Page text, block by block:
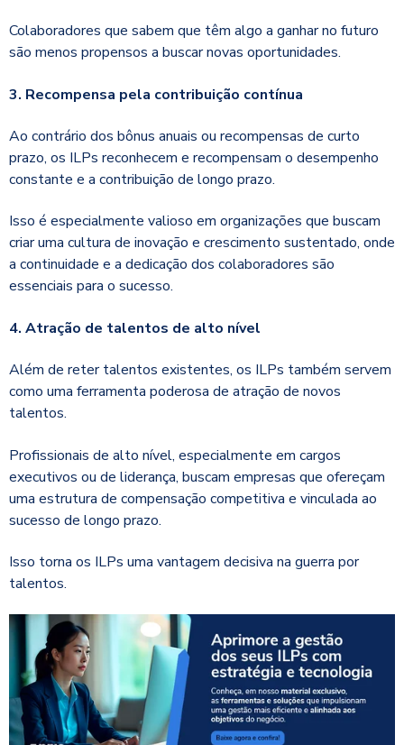
Colaboradores que sabem que têm algo a ganhar no futuro
são menos propensos a buscar novas oportunidades.
3. Recompensa pela contribuição contínua
Ao contrário dos bônus anuais ou recompensas de curto
prazo, os ILPs reconhecem e recompensam o desempenho
constante e a contribuição de longo prazo.
Isso é especialmente valioso em organizações que buscam
criar uma cultura de inovação e crescimento sustentado, onde
a continuidade e a dedicação dos colaboradores são
essenciais para o sucesso.
4. Atração de talentos de alto nível
Além de reter talentos existentes, os ILPs também servem
como uma ferramenta poderosa de atração de novos
talentos.
Profissionais de alto nível, especialmente em cargos
executivos ou de liderança, buscam empresas que ofereçam
uma estrutura de compensação competitiva e vinculada ao
sucesso de longo prazo.
Isso torna os ILPs uma vantagem decisiva na guerra por
talentos.